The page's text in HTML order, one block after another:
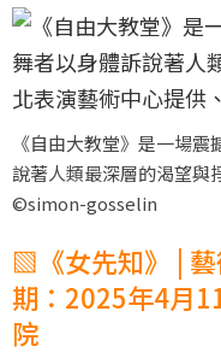
《自由大教堂》是一場
說著人類最深層的渴望與
©simon-gosselin
▧《女先知》 | 藝
期：2025年4月
院